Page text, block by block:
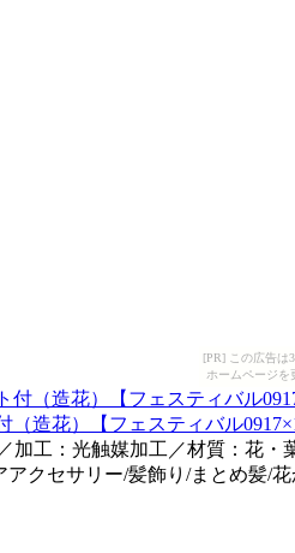
[PR] この広告は
ホームページを
造花）【フェスティバル
：光触媒加工／材質：花・
クセサリー/髪飾り/まとめ髪/